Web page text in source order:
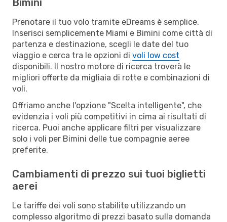
Bimini
Prenotare il tuo volo tramite eDreams è semplice.
Inserisci semplicemente Miami e Bimini come città di
partenza e destinazione, scegli le date del tuo
viaggio e cerca tra le opzioni di voli low cost
disponibili. Il nostro motore di ricerca troverà le
migliori offerte da migliaia di rotte e combinazioni di
voli.
Offriamo anche l'opzione "Scelta intelligente", che
evidenzia i voli più competitivi in cima ai risultati di
ricerca. Puoi anche applicare filtri per visualizzare
solo i voli per Bimini delle tue compagnie aeree
preferite.
Cambiamenti di prezzo sui tuoi biglietti
aerei
Le tariffe dei voli sono stabilite utilizzando un
complesso algoritmo di prezzi basato sulla domanda